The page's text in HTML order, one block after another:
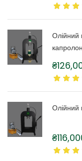
Олійний
₴
₴